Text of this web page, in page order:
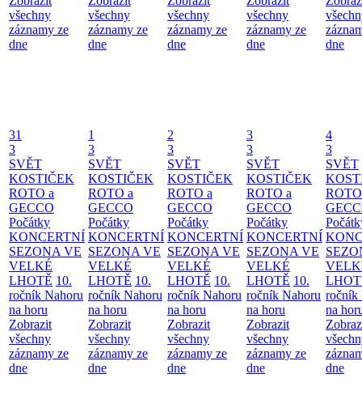
všechny
záznamy ze
dne
všechny
záznamy ze
dne
všechny
záznamy ze
dne
všechny
záznamy ze
dne
dne
31
3
SVĚT
KOSTIČEK
ROTO a
GECCO
Počátky
KONCERTNÍ
SEZONA VE
VELKÉ
LHOTĚ 10.
ročník Nahoru
na horu
Zobrazit
všechny
záznamy ze
dne
1
3
SVĚT
KOSTIČEK
ROTO a
GECCO
Počátky
KONCERTNÍ
SEZONA VE
VELKÉ
LHOTĚ 10.
ročník Nahoru
na horu
Zobrazit
všechny
záznamy ze
dne
2
3
SVĚT
KOSTIČEK
ROTO a
GECCO
Počátky
KONCERTNÍ
SEZONA VE
VELKÉ
LHOTĚ 10.
ročník Nahoru
na horu
Zobrazit
všechny
záznamy ze
dne
3
3
SVĚT
KOSTIČEK
ROTO a
GECCO
Počátky
KONCERTNÍ
SEZONA VE
VELKÉ
LHOTĚ 10.
ročník Nahoru
na horu
Zobrazit
všechny
záznamy ze
dne
4
3
SVĚT
ročník
na
dne